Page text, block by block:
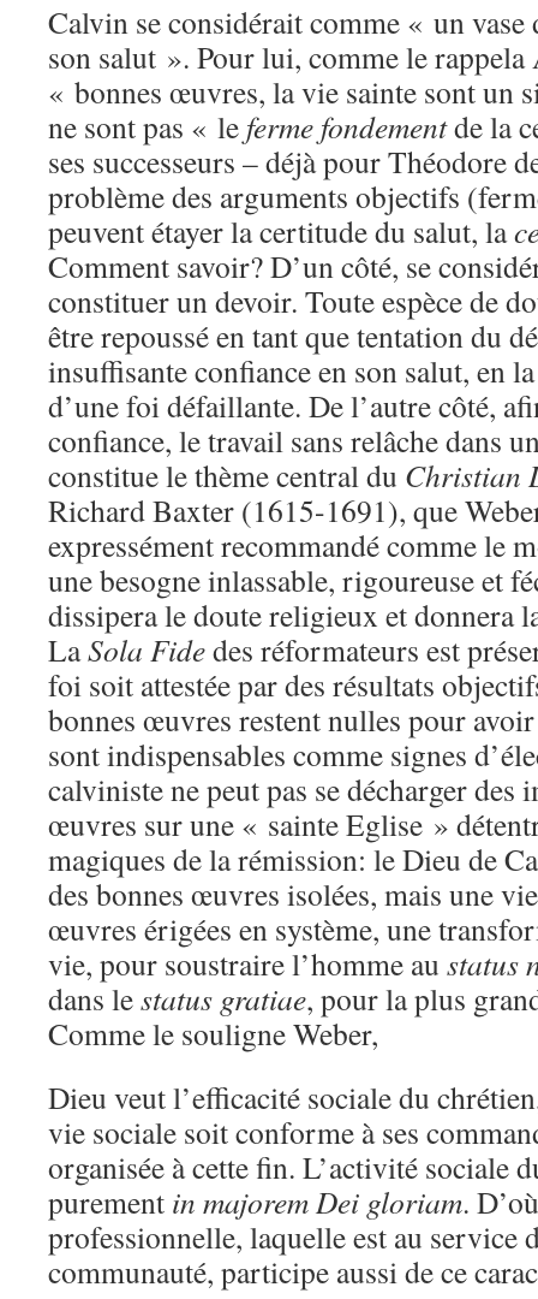
Calvin se considérait comme « un
son salut ». Pour lui, comme le
« bonnes œuvres, la vie sainte sont un
ne sont pas « le ferme fondementde la
ses successeurs – déjà pour Théodore
problème des arguments objectifs
peuvent étayer la certitude du salut, la
Comment savoir? D’un côté, se
constituer un devoir. Toute espèce de
être repoussé en tant que tentation du
insuffisante confiance en son salut, en
d’une foi défaillante. De l’autre côté,
confiance, le travail sans relâche dans
constitue le thème central du Christian
Richard Baxter (1615-1691), que
expressément recommandé comme le
une besogne inlassable, rigoureuse et
dissipera le doute religieux et donnera
LaSola Fidedes réformateurs est
foi soit attestée par des résultats
bonnes œuvres restent nulles pour
sont indispensables comme signes
calviniste ne peut pas se décharger des
œuvres sur une « sainte Eglise »
magiques de la rémission: le Dieu de
des bonnes œuvres isolées, mais une
œuvres érigées en système, une
vie, pour soustraire l’homme au status
dans lestatus gratiae, pour la plus
Comme le souligne Weber,
Dieu veut l’efficacité sociale du
vie sociale soit conforme à ses
organisée à cette fin. L’activité sociale
purement in majorem Dei gloriam.
professionnelle, laquelle est au service
communauté, participe aussi de ce